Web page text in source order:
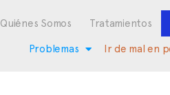
Quiénes Somos Tratamientos
Problemas Ir de mal en